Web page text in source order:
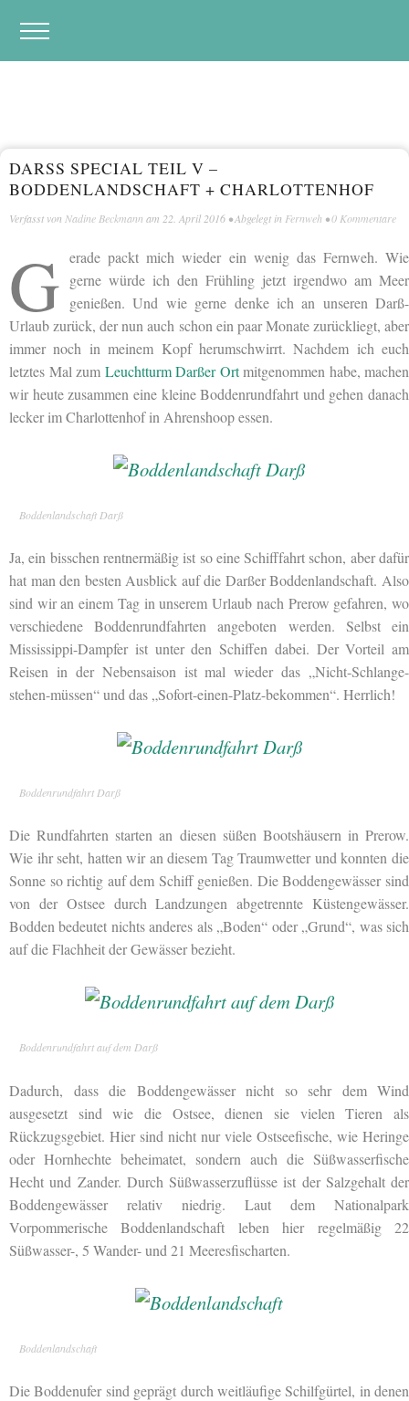
DARSS SPECIAL TEIL V – B
ODDENLANDSCHAFT + CHARLOTTENHOF
Verfasst von Nadine Beckmann am 22. April 2016 • Abgelegt in Fernweh •0 Kommentare
G erade packt mich wieder ein wenig das Fernweh. Wie
gerne würde ich den Frühling jetzt irgendwo am Meer
genießen. Und wie gerne denke ich an unseren Darß-
Urlaub zurück, der nun auch schon ein paar Monate zurückliegt, aber
immer noch in meinem Kopf herumschwirrt. Nachdem ich euch
letztes Mal zum Leuchtturm Darßer Ortmitgenommen habe, machen
wir heute zusammen eine kleine Boddenrundfahrt und gehen danach
lecker im Charlottenhof in Ahrenshoop essen.
Boddenlandschaft Darß
Ja, ein bisschen rentnermäßig ist so eineSchifffahrt schon, aber dafür
hat man den besten Ausblick auf die Darßer Boddenlandschaft. Also
sind wir an einem Tag in unserem Urlaub nach Prerow gefahren, wo
verschiedene Boddenrundfahrten angeboten werden. Selbst ein
Mississippi-Dampfer ist unter den Schiffen dabei. Der Vorteil am
Reisen in der Nebensaison ist mal wieder das „Nicht-Schlange-
stehen-müssen“ und das „Sofort-einen-Platz-bekommen“. Herrlich!
Boddenrundfahrt Darß
Die Rundfahrten starten an diesen süßen Bootshäusern in Prerow.
Wie ihr seht, hatten wir an diesem Tag Traumwetter und konnten die
Sonne so richtig auf dem Schiff genießen. Die Boddengewässer sind
von der Ostsee durch Landzungen abgetrennte Küstengewässer.
Bodden bedeutet nichts anderes als „Boden“ oder „Grund“, was sich
auf die Flachheit der Gewässer bezieht.
Boddenrundfahrt auf dem Darß
Dadurch, dass die Boddengewässer nicht so sehr dem Wind
ausgesetzt sind wie die Ostsee, dienen sie vielen Tieren als
Rückzugsgebiet. Hier sind nicht nur viele Ostseefische, wie Heringe
oder Hornhechte beheimatet, sondern auch die Süßwasserfische
Hecht und Zander. Durch Süßwasserzuflüsse ist der Salzgehalt der
Boddengewässer relativ niedrig. Laut dem Nationalpark
Vorpommerische Boddenlandschaft leben hier regelmäßig 22
Süßwasser-, 5 Wander- und 21 Meeresfischarten.
Boddenlandschaft
Die Boddenufer sind geprägt durch weitläufige Schilfgürtel, in denen